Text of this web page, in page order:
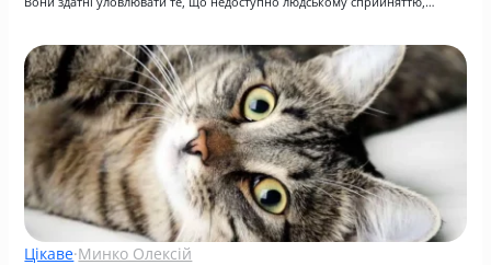
Цікаве·Минко Олексій